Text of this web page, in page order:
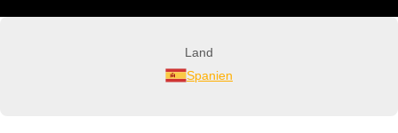
Land
Spanien